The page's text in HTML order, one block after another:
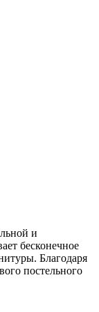
и
бесконечное
Благодаря
постельного